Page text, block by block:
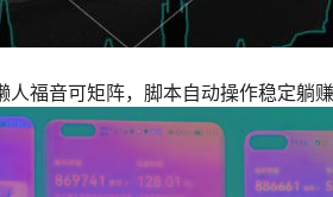
人福音可矩阵，脚本自动操作稳定躺赚